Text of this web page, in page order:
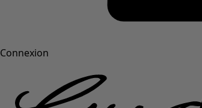
Connexion